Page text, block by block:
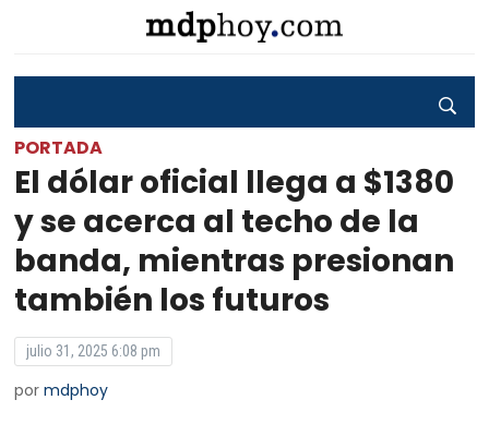
PORTADA
El dólar oficial llega a $1380
y se acerca al techo de la
banda, mientras presionan
también los futuros
julio 31, 2025 6:08 pm
pormdphoy